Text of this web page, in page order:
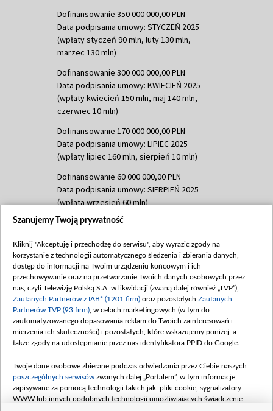
Dofinansowanie 350 000 000,00 PLN
Data podpisania umowy: STYCZEŃ 2025
(wpłaty styczeń 90 mln, luty 130 mln,
marzec 130 mln)
Dofinansowanie 300 000 000,00 PLN
Data podpisania umowy: KWIECIEŃ 2025
(wpłaty kwiecień 150 mln, maj 140 mln,
czerwiec 10 mln)
Dofinansowanie 170 000 000,00 PLN
Data podpisania umowy: LIPIEC 2025
(wpłaty lipiec 160 mln, sierpień 10 mln)
Dofinansowanie 60 000 000,00 PLN
Data podpisania umowy: SIERPIEŃ 2025
(wpłata wrzesień 60 mln)
Dofinansowanie 635 783 051,21 PLN
(wpłata wrzesień 100 mln, październik 350
mln, listopad 265 mln)
Dofinansowanie 48 862 000,00 PLN
Data podpisania umowy: GRUDZIEŃ 2025
(wpłata grudzień 60,548 mln)
Dofinansowanie 900 000 000,00 PLN
Data podpisania umowy: LUTY 2026 (wpłata
kwiecień 180 mln, 7 maja 180 mln, 8
czerwca 90 mln)
Dofinansowanie 250 000 000,00 PLN
Szanujemy Twoją prywatność
Kliknij "Akceptuję i przechodzę do serwisu", aby wyrazić zgody na
korzystanie z technologii automatycznego śledzenia i zbierania danych,
dostęp do informacji na Twoim urządzeniu końcowym i ich
przechowywanie oraz na przetwarzanie Twoich danych osobowych przez
nas, czyli Telewizję Polską S.A. w likwidacji (zwaną dalej również „TVP”),
Zaufanych Partnerów z IAB* (1201 firm) oraz pozostałych Zaufanych
Partnerów TVP (93 firm) , w celach marketingowych (w tym do
zautomatyzowanego dopasowania reklam do Twoich zainteresowań i
mierzenia ich skuteczności) i pozostałych, które wskazujemy poniżej, a
także zgody na udostępnianie przez nas identyfikatora PPID do Google.
Twoje dane osobowe zbierane podczas odwiedzania przez Ciebie naszych
poszczególnych serwisów zwanych dalej „Portalem”, w tym informacje
zapisywane za pomocą technologii takich jak: pliki cookie, sygnalizatory
WWW lub innych podobnych technologii umożliwiających świadczenie